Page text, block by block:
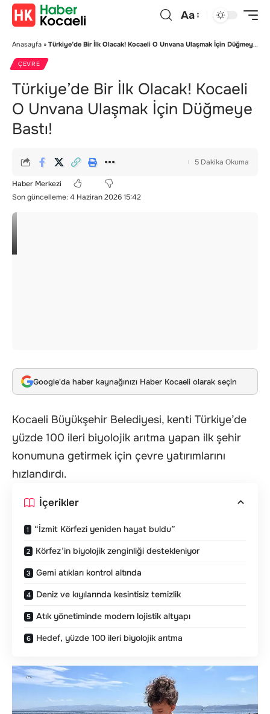
Aa
Anasayfa » Türkiye’de Bir İlk Olacak! Kocaeli O Unvana Ulaşmak İçin Düğmeye Bastı!
ÇEVRE
Türkiye’de Bir İlk Olacak! Kocaeli
O Unvana Ulaşmak İçin Düğmeye
Bastı!
Son güncelleme: 4 Haziran 2026 15:42
Haber Merkezi
5 Dakika Okuma
Google'da haber kaynağınızı Haber Kocaeli olarak seçin
Kocaeli Büyükşehir Belediyesi, kenti Türkiye’de
yüzde 100 ileri biyolojik arıtma yapan ilk şehir
konumuna getirmek için çevre yatırımlarını
hızlandırdı.
İçerikler
“İzmit Körfezi yeniden hayat buldu”
Körfez’in biyolojik zenginliği destekleniyor
Gemi atıkları kontrol altında
Deniz ve kıyılarında kesintisiz temizlik
Atık yönetiminde modern lojistik altyapı
Hedef, yüzde 100 ileri biyolojik arıtma